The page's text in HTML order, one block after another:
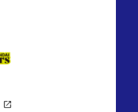
open_in_new